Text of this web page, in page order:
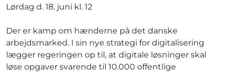
Lørdag d. 18. juni kl. 12
Der er kamp om hænderne på det danske
arbejdsmarked. I sin nye strategi for digitalisering
lægger regeringen op til, at digitale løsninger skal
løse opgaver svarende til 10.000 offentlige